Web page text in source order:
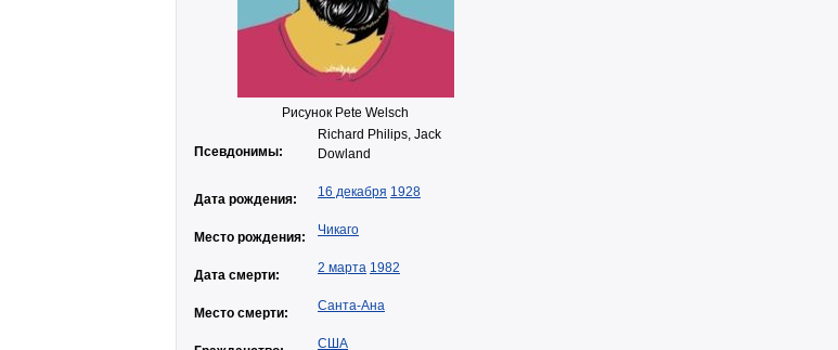
Рисунок Pete Welsch
Псевдонимы:
Richard Philips, Jack
Dowland
Дата рождения: 16 декабря 1928
Место рождения: Чикаго
Дата смерти: 2 марта 1982
Место смерти: Санта-Ана
США